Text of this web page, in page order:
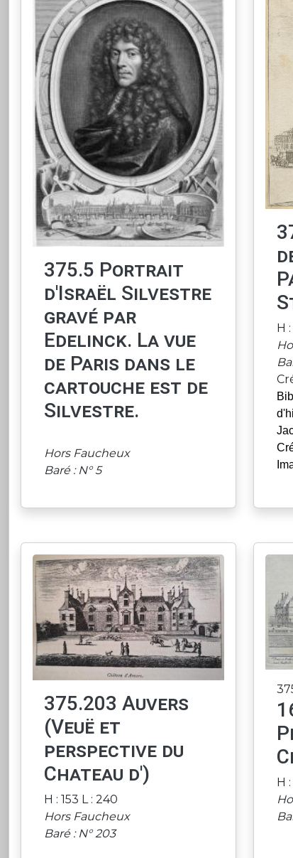
375.5 Portrait
d'Israël Silvestre
gravé par
Edelinck. La vue
de Paris dans le
cartouche est de
Silvestre.
Hors Faucheux
Baré : N° 5
H
375.203 Auvers
(Veuë et
perspective du
Chateau d')
H : 153 L : 240
Hors Faucheux
Baré : N° 203
H